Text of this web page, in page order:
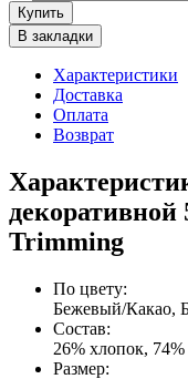
Купить
В закладки
Характеристики
Доставка
Оплата
Возврат
декоративной
Trimming
По цвету:
Бежевый/Какао,
Состав:
26% хлопок,
Размер: